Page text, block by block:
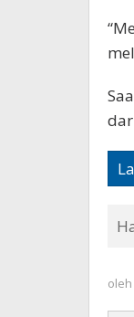
oleh